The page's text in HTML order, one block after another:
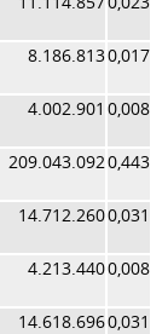
8.186.813
4.002.901
209.043.092
14.712.260
4.213.440
14.618.696